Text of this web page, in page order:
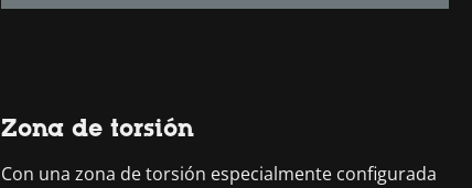
Zona de torsión
Con una zona de torsión especialmente configurada